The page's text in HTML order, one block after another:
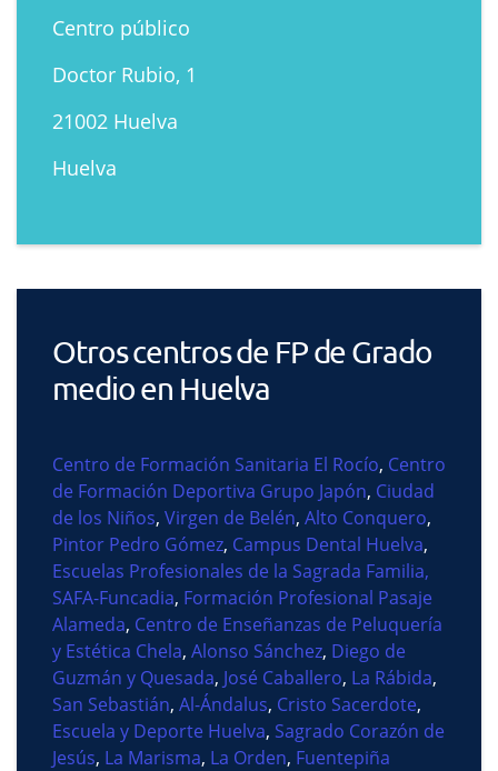
Centro público
Doctor Rubio, 1
21002 Huelva
Huelva
Otros centros de FP de Grado
medio en Huelva
Centro de Formación Sanitaria El Rocío, Centro
de Formación Deportiva Grupo Japón, Ciudad
de los Niños, Virgen de Belén, Alto Conquero,
Pintor Pedro Gómez, Campus Dental Huelva,
Escuelas Profesionales de la Sagrada Familia,
SAFA-Funcadia, Formación Profesional Pasaje
Alameda, Centro de Enseñanzas de Peluquería
y Estética Chela, Alonso Sánchez, Diego de
Guzmán y Quesada, José Caballero, La Rábida,
San Sebastián, Al-Ándalus, Cristo Sacerdote,
Escuela y Deporte Huelva, Sagrado Corazón de
Jesús, La Marisma, La Orden, Fuentepiña